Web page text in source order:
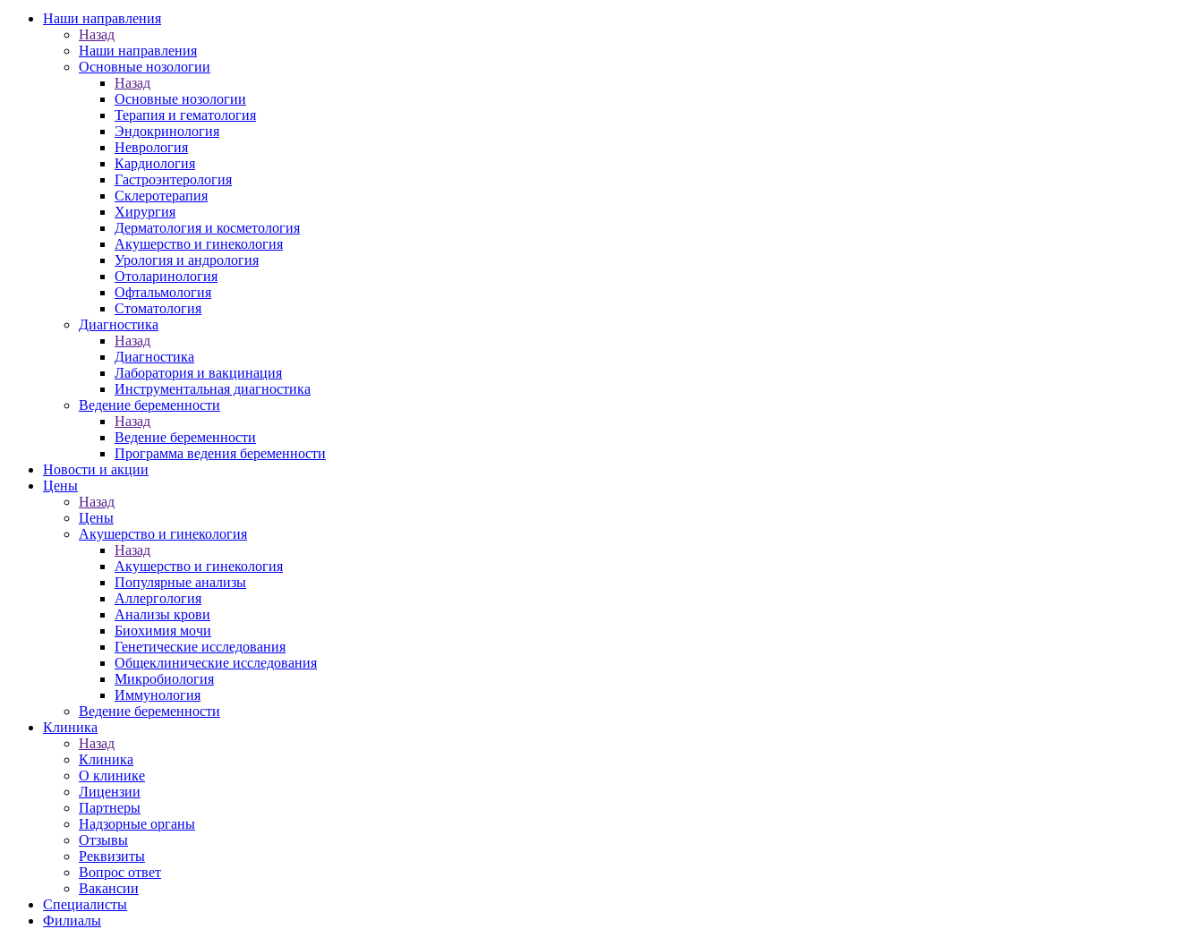
Наши направления
Назад
Наши направления
Основные нозологии
Назад
Основные нозологии
Терапия и гематология
Эндокринология
Неврология
Кардиология
Гастроэнтерология
Склеротерапия
Хирургия
Дерматология и косметология
Акушерство и гинекология
Урология и андрология
Отоларинология
Офтальмология
Стоматология
Диагностика
Назад
Диагностика
Лаборатория и вакцинация
Инструментальная диагностика
Ведение беременности
Назад
Ведение беременности
Программа ведения беременности
Новости и акции
Цены
Назад
Цены
Акушерство и гинекология
Назад
Акушерство и гинекология
Популярные анализы
Аллергология
Анализы крови
Биохимия мочи
Генетические исследования
Общеклинические исследования
Микробиология
Иммунология
Ведение беременности
Клиника
Назад
Клиника
О клинике
Лицензии
Партнеры
Надзорные органы
Отзывы
Реквизиты
Вопрос ответ
Вакансии
Специалисты
Филиалы